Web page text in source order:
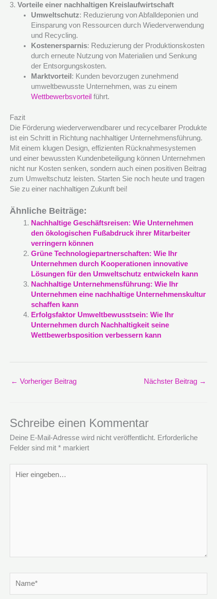
3. Vorteile einer nachhaltigen Kreislaufwirtschaft
Umweltschutz: Reduzierung von Abfalldeponien und
Einsparung von Ressourcen durch Wiederverwendung
und Recycling.
Kostenersparnis: Reduzierung der Produktionskosten
durch erneute Nutzung von Materialien und Senkung
der Entsorgungskosten.
Marktvorteil : Kunden bevorzugen zunehmend
umweltbewusste Unternehmen, was zu einem
Wettbewerbsvorteil führt.
Fazit
Die Förderung wiederverwendbarer und recycelbarer Produkte
ist ein Schritt in Richtung nachhaltiger Unternehmensführung.
Mit einem klugen Design, effizienten Rücknahmesystemen
und einer bewussten Kundenbeteiligung können Unternehmen
nicht nur Kosten senken, sondern auch einen positiven Beitrag
zum Umweltschutz leisten. Starten Sie noch heute und tragen
Sie zu einer nachhaltigen Zukunft bei!
Ähnliche Beiträge:
Nachhaltige Geschäftsreisen: Wie Unternehmen
den ökologischen Fußabdruck ihrer Mitarbeiter
verringern können
Grüne Technologiepartnerschaften: Wie Ihr
Unternehmen durch Kooperationen innovative
Lösungen für den Umweltschutz entwickeln kann
Nachhaltige Unternehmensführung: Wie Ihr
Unternehmen eine nachhaltige Unternehmenskultur
schaffen kann
Erfolgsfaktor Umweltbewusstsein: Wie Ihr
Unternehmen durch Nachhaltigkeit seine
Wettbewerbsposition verbessern kann
← Vorheriger Beitrag Nächster Beitrag →
Schreibe einen Kommentar
Deine E-Mail-Adresse wird nicht veröffentlicht. Erforderliche
Felder sind mit * markiert
eingeben…